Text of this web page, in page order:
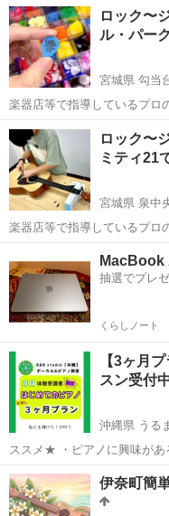
ング、アルペジオトレーニン
す。あなたのレベルからスタ
千葉 館山市 ギター
ロック〜
ル・パー
宮城県 勾当
楽器店等で指導しているプロ
リキュラムを検討し、独学で
アをレクチャー致します​ ・レッスン対象楽器 アコースティクギター、
エレキギター、クラシック...
宮城 仙台市 勾当台公
ロック〜
ミティ21
宮城県 泉中
楽器店等で指導しているプロ
リキュラムを検討し、独学で
アをレクチャー致します​ ・レッスン対象楽器 アコースティクギター、
エレキギター、クラシック...
仙台市 泉中央駅
抽選でプレ
くらしノート
【3ヶ月
スン受付
沖縄県 うる
ススメ★ ・ピアノに興味があ
曲を弾けるよう…
沖縄 うるま市 ピアノ
伊奈町簡